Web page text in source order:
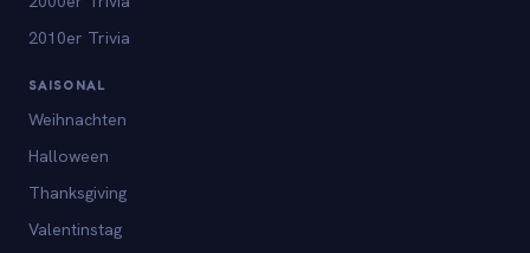
2010er Trivia
SAISONAL
Weihnachten
Halloween
Thanksgiving
Valentinstag